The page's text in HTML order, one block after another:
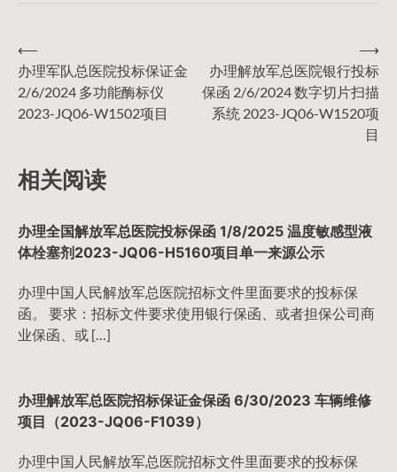
文
章
导
⟵
办理军队总医院投标保证金
2/6/2024 多功能酶标仪
2023-JQ06-W1502项目
办理解放军总医院银行投标
保函 2/6/2024 数字切片扫描
系统 2023-JQ06-W1520项
目
⟶
相关阅读
办理全国解放军总医院投标保函 1/8/2025 温度敏感型液
体栓塞剂2023-JQ06-H5160项目单一来源公示
办理中国人民解放军总医院招标文件里面要求的投标保
函。 要求：招标文件要求使用银行保函、或者担保公司商
业保函、或 […]
办理解放军总医院招标保证金保函 6/30/2023 车辆维修
项目（2023-JQ06-F1039）
办理中国人民解放军总医院招标文件里面要求的投标保